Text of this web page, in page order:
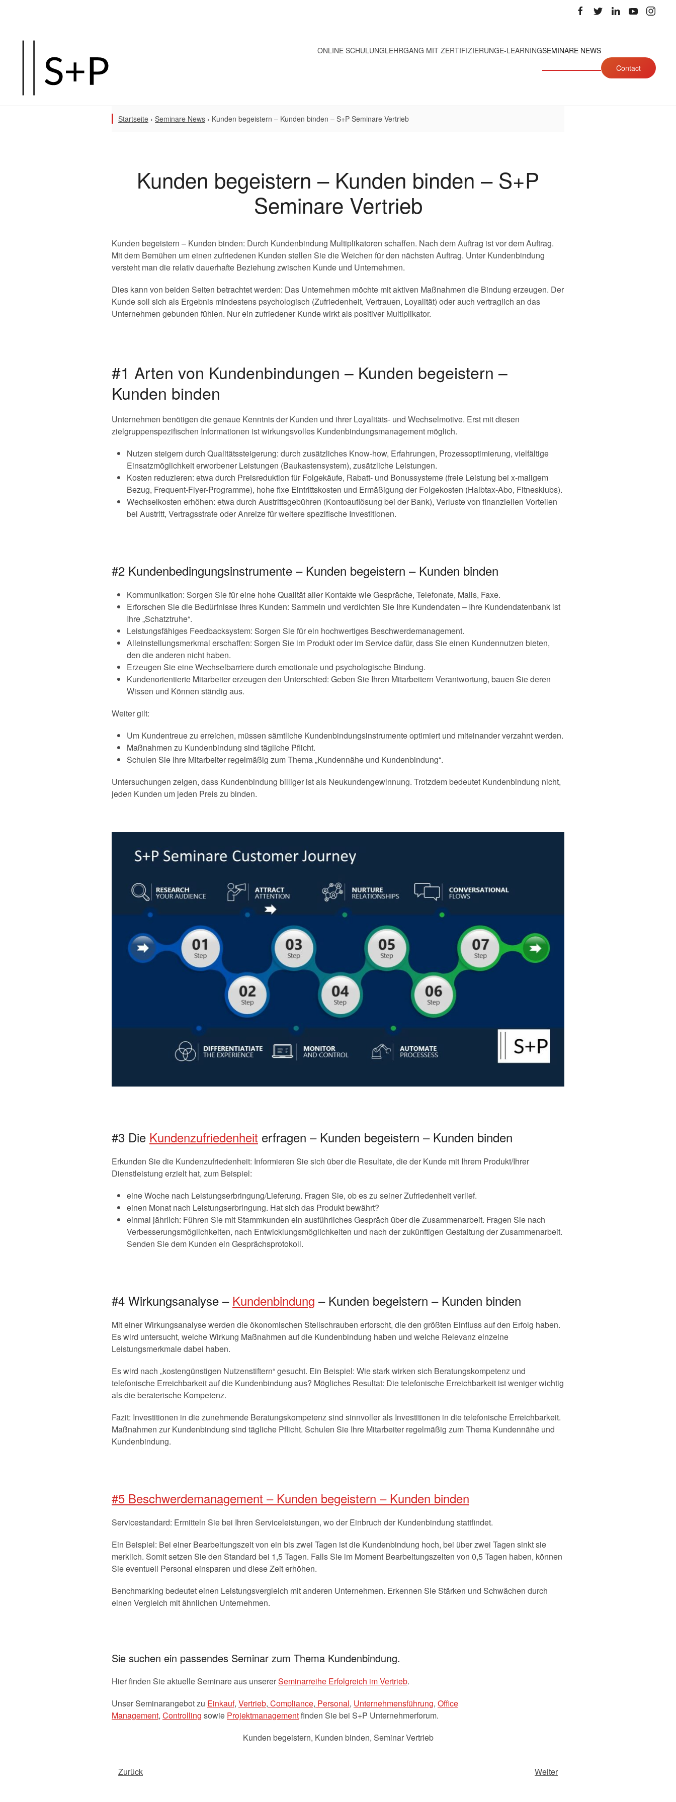
ONLINE SCHULUNGLEHRGANG MIT ZERTIFIZIERUNGE-LEARNINGSEMINARE NEWS
Contact
Startseite › Seminare News › Kunden begeistern – Kunden binden – S+P Seminare Vertrieb
Kunden begeistern – Kunden binden – S+P
Seminare Vertrieb
Kunden begeistern – Kunden binden: Durch Kundenbindung Multiplikatoren schaffen. Nach dem Auftrag ist vor dem Auftrag.
Mit dem Bemühen um einen zufriedenen Kunden stellen Sie die Weichen für den nächsten Auftrag. Unter Kundenbindung
versteht man die relativ dauerhafte Beziehung zwischen Kunde und Unternehmen.
Dies kann von beiden Seiten betrachtet werden: Das Unternehmen möchte mit aktiven Maßnahmen die Bindung erzeugen. Der
Kunde soll sich als Ergebnis mindestens psychologisch (Zufriedenheit, Vertrauen, Loyalität) oder auch vertraglich an das
Unternehmen gebunden fühlen. Nur ein zufriedener Kunde wirkt als positiver Multiplikator.
#1 Arten von Kundenbindungen – Kunden begeistern –
Kunden binden
Unternehmen benötigen die genaue Kenntnis der Kunden und ihrer Loyalitäts- und Wechselmotive. Erst mit diesen
zielgruppenspezifischen Informationen ist wirkungsvolles Kundenbindungsmanagement möglich.
Nutzen steigern durch Qualitätssteigerung: durch zusätzliches Know-how, Erfahrungen, Prozessoptimierung, vielfältige
Einsatzmöglichkeit erworbener Leistungen (Baukastensystem), zusätzliche Leistungen.
Kosten reduzieren: etwa durch Preisreduktion für Folgekäufe, Rabatt- und Bonussysteme (freie Leistung bei x-maligem
Bezug, Frequent-Flyer-Programme), hohe fixe Eintrittskosten und Ermäßigung der Folgekosten (Halbtax-Abo, Fitnesklubs).
Wechselkosten erhöhen: etwa durch Austrittsgebühren (Kontoauflösung bei der Bank), Verluste von finanziellen Vorteilen
bei Austritt, Vertragsstrafe oder Anreize für weitere spezifische Investitionen.
#2 Kundenbedingungsinstrumente – Kunden begeistern – Kunden binden
Kommunikation: Sorgen Sie für eine hohe Qualität aller Kontakte wie Gespräche, Telefonate, Mails, Faxe.
Erforschen Sie die Bedürfnisse Ihres Kunden: Sammeln und verdichten Sie Ihre Kundendaten – Ihre Kundendatenbank ist
Ihre „Schatztruhe“.
Leistungsfähiges Feedbacksystem: Sorgen Sie für ein hochwertiges Beschwerdemanagement.
Alleinstellungsmerkmal erschaffen: Sorgen Sie im Produkt oder im Service dafür, dass Sie einen Kundennutzen bieten,
den die anderen nicht haben.
Erzeugen Sie eine Wechselbarriere durch emotionale und psychologische Bindung.
Kundenorientierte Mitarbeiter erzeugen den Unterschied: Geben Sie Ihren Mitarbeitern Verantwortung, bauen Sie deren
Wissen und Können ständig aus.
Weiter gilt:
Um Kundentreue zu erreichen, müssen sämtliche Kundenbindungsinstrumente optimiert und miteinander verzahnt werden.
Maßnahmen zu Kundenbindung sind tägliche Pflicht.
Schulen Sie Ihre Mitarbeiter regelmäßig zum Thema „Kundennähe und Kundenbindung“.
Untersuchungen zeigen, dass Kundenbindung billiger ist als Neukundengewinnung. Trotzdem bedeutet Kundenbindung nicht,
jeden Kunden um jeden Preis zu binden.
#3 Die Kundenzufriedenheit erfragen – Kunden begeistern – Kunden binden
Erkunden Sie die Kundenzufriedenheit: Informieren Sie sich über die Resultate, die der Kunde mit Ihrem Produkt/Ihrer
Dienstleistung erzielt hat, zum Beispiel:
eine Woche nach Leistungserbringung/Lieferung. Fragen Sie, ob es zu seiner Zufriedenheit verlief.
einen Monat nach Leistungserbringung. Hat sich das Produkt bewährt?
einmal jährlich: Führen Sie mit Stammkunden ein ausführliches Gespräch über die Zusammenarbeit. Fragen Sie nach
Verbesserungsmöglichkeiten, nach Entwicklungsmöglichkeiten und nach der zukünftigen Gestaltung der Zusammenarbeit.
Senden Sie dem Kunden ein Gesprächsprotokoll.
#4 Wirkungsanalyse – Kundenbindung – Kunden begeistern – Kunden binden
Mit einer Wirkungsanalyse werden die ökonomischen Stellschrauben erforscht, die den größten Einfluss auf den Erfolg haben.
Es wird untersucht, welche Wirkung Maßnahmen auf die Kundenbindung haben und welche Relevanz einzelne
Leistungsmerkmale dabei haben.
Es wird nach „kostengünstigen Nutzenstiftern“ gesucht. Ein Beispiel: Wie stark wirken sich Beratungskompetenz und
telefonische Erreichbarkeit auf die Kundenbindung aus? Mögliches Resultat: Die telefonische Erreichbarkeit ist weniger wichtig
als die beraterische Kompetenz.
Fazit: Investitionen in die zunehmende Beratungskompetenz sind sinnvoller als Investitionen in die telefonische Erreichbarkeit.
Maßnahmen zur Kundenbindung sind tägliche Pflicht. Schulen Sie Ihre Mitarbeiter regelmäßig zum Thema Kundennähe und
Kundenbindung.
#5 Beschwerdemanagement – Kunden begeistern – Kunden binden
Servicestandard: Ermitteln Sie bei Ihren Serviceleistungen, wo der Einbruch der Kundenbindung stattfindet.
Ein Beispiel: Bei einer Bearbeitungszeit von ein bis zwei Tagen ist die Kundenbindung hoch, bei über zwei Tagen sinkt sie
merklich. Somit setzen Sie den Standard bei 1,5 Tagen. Falls Sie im Moment Bearbeitungszeiten von 0,5 Tagen haben, können
Sie eventuell Personal einsparen und diese Zeit erhöhen.
Benchmarking bedeutet einen Leistungsvergleich mit anderen Unternehmen. Erkennen Sie Stärken und Schwächen durch
einen Vergleich mit ähnlichen Unternehmen.
Sie suchen ein passendes Seminar zum Thema Kundenbindung.
Hier finden Sie aktuelle Seminare aus unsererSeminarreihe Erfolgreich im Vertrieb.
Unser Seminarangebot zu Einkauf, Vertrieb, Compliance, Personal, Unternehmensführung, Office
Management, Controlling sowie Projektmanagementfinden Sie bei S+P Unternehmerforum.
Kunden begeistern, Kunden binden, Seminar Vertrieb
Zurück Weiter